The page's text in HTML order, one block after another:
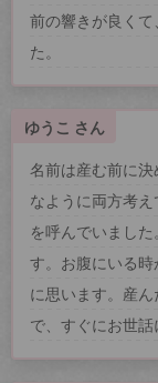
前の響きが良く
た。
ゆうこ さん
名前は産む前に
なように両方考
を呼んでいまし
す。お腹にいる
に思います。産
で、すぐにお世話